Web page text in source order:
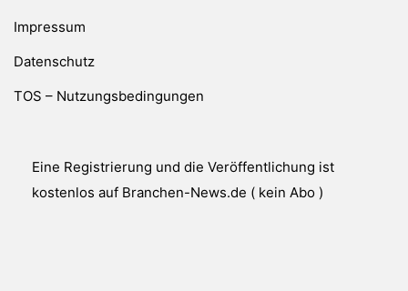
Impressum
Datenschutz
TOS – Nutzungsbedingungen
Eine Registrierung und die Veröffentlichung ist
kostenlos auf Branchen-News.de ( kein Abo )